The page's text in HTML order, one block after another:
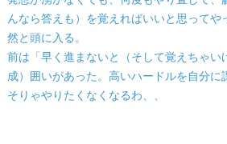
んなら答えも）を覚えればいいと思ってや
然と頭に入る。
前は「早く進まないと（そして覚えちゃい
成）囲いがあった。高いハードルを自分に
そりゃやりたくなくなるわ、、